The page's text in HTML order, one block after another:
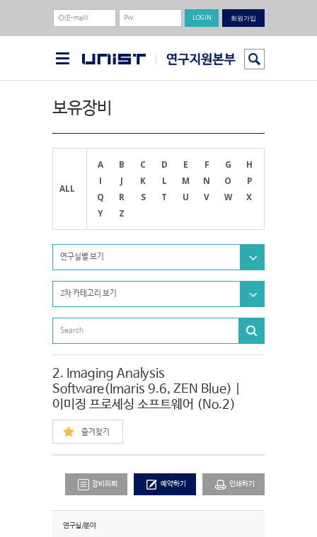
회원가입
보유장비
ALL
A B C D E F G
H
I
J K L M N O
P
Q
R S T U V W
X
Y
Z
연구실별 보기
2차 카테고리 보기
2. Imaging Analysis
Software(Imaris 9.6, ZEN Blue) |
이미징 프로세싱 소프트웨어 (No.2)
즐겨찾기
장비의뢰 예약하기 인쇄하기
연구실/분야